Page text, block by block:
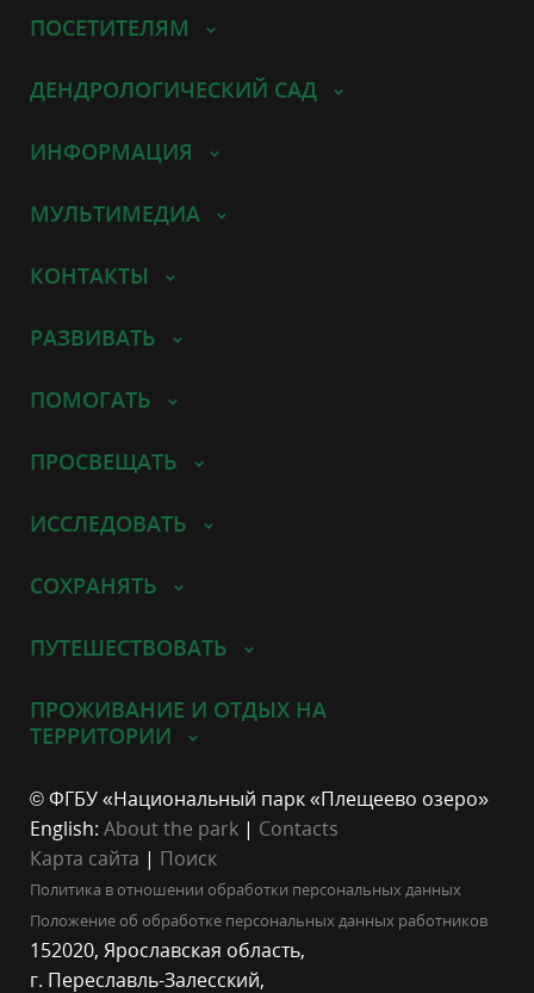
ПОСЕТИТЕЛЯМ
ДЕНДРОЛОГИЧЕСКИЙ САД
ИНФОРМАЦИЯ
МУЛЬТИМЕДИА
КОНТАКТЫ
РАЗВИВАТЬ
ПОМОГАТЬ
ПРОСВЕЩАТЬ
ИССЛЕДОВАТЬ
СОХРАНЯТЬ
ПУТЕШЕСТВОВАТЬ
ПРОЖИВАНИЕ И ОТДЫХ НА
ТЕРРИТОРИИ
© ФГБУ «Национальный парк «Плещеево озеро»
English: About the park | Contacts
Карта сайта | Поиск
Политика в отношении обработки персональных данных
Положение об обработке персональных данных работников
152020, Ярославская область,
г. Переславль-Залесский,